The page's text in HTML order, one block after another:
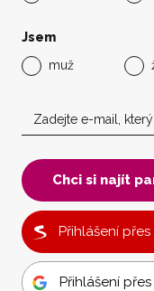
Jsem
muž
Chci si najít
Přihlášení přes
Přihlášení